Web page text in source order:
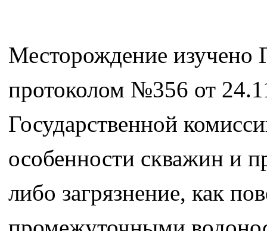
Месторождение
протоколом №356 от
Государственной
особенности скважин и
либо загрязнение, как